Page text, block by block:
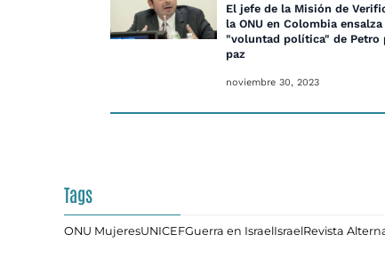
El jefe de la Misión de
la ONU en Colombia ensalza
"voluntad política" de Petro
paz
noviembre 30, 2023
Tags
ONU MujeresUNICEFGuerra en IsraelIsraelRevista